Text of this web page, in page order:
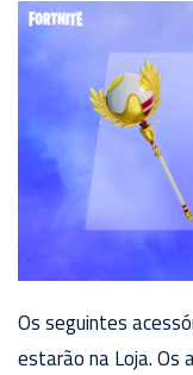
Os seguintes
estarão na Loja. Os